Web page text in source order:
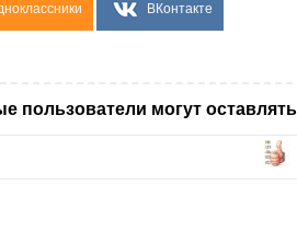
ВКонтакте
пользователи могут